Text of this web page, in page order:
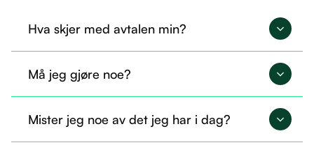
Hva skjer med avtalen min?
nøyaktig samme måte.
Må jeg gjøre noe?
overført, og du kan fortsette som før.
Mister jeg noe av det jeg har i dag?